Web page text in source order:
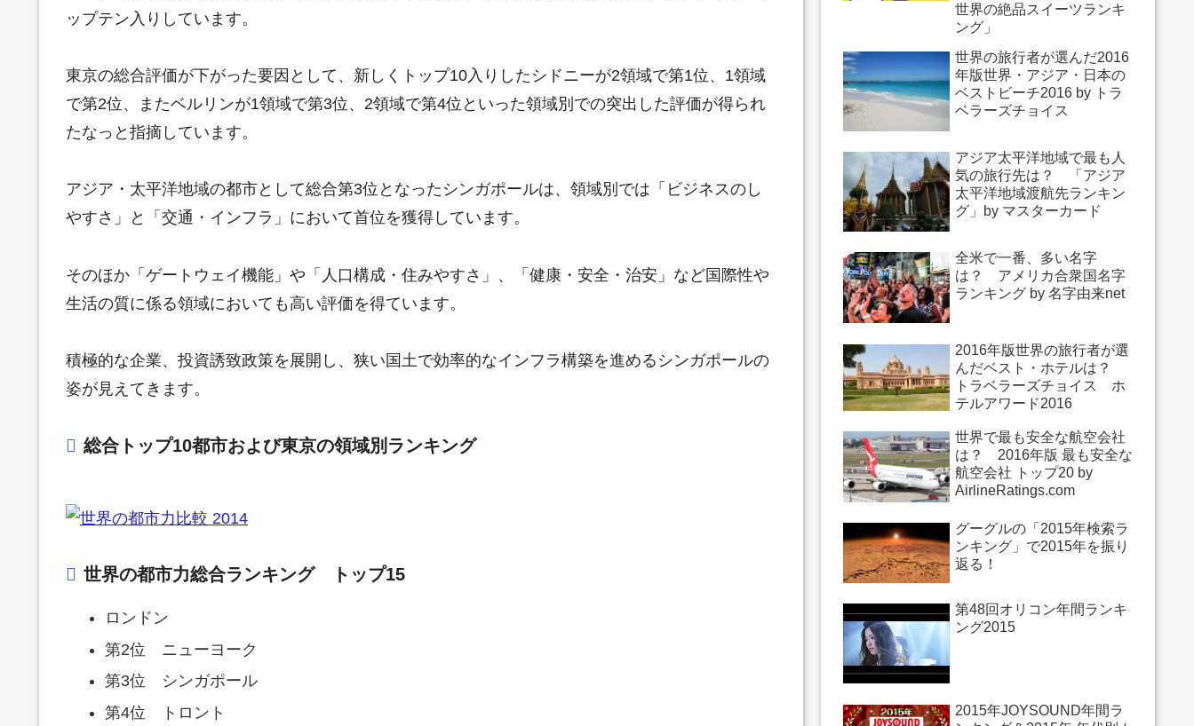
ップテン入りしています。
東京の総合評価が下がった要因として、新しくトップ10入りしたシドニーが2領域で第1位、1領域
で第2位、またベルリンが1領域で第3位、2領域で第4位といった領域別での突出した評価が得られ
たなっと指摘しています。
アジア・太平洋地域の都市として総合第3位となったシンガポールは、領域別では「ビジネスのし
やすさ」と「交通・インフラ」において首位を獲得しています。
そのほか「ゲートウェイ機能」や「人口構成・住みやすさ」、「健康・安全・治安」など国際性や
生活の質に係る領域においても高い評価を得ています。
積極的な企業、投資誘致政策を展開し、狭い国土で効率的なインフラ構築を進めるシンガポールの
姿が見えてきます。
総合トップ10都市および東京の領域別ランキング
世界の都市力総合ランキング トップ15
ロンドン
第2位 ニューヨーク
第3位 シンガポール
第4位 トロント
世界の絶品スイーツランキ
ング」
世界の旅行者が選んだ2016
年版世界・アジア・日本の
ベストビーチ2016 by トラ
ベラーズチョイス
アジア太平洋地域で最も人
気の旅行先は？ 「アジア
太平洋地域渡航先ランキン
グ」by マスターカード
全米で一番、多い名字
は？ アメリカ合衆国名字
ランキング by 名字由来net
2016年版世界の旅行者が選
んだベスト・ホテルは？
トラベラーズチョイス ホ
テルアワード2016
世界で最も安全な航空会社
は？ 2016年版 最も安全な
航空会社 トップ20 by
AirlineRatings.com
グーグルの「2015年検索ラ
ンキング」で2015年を振り
返る！
第48回オリコン年間ランキ
ング2015
2015年JOYSOUND年間ラ